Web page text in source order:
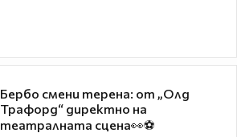
Бербо смени терена: от „Олд
Трафорд“ директно на
театралната сцена👀⚽